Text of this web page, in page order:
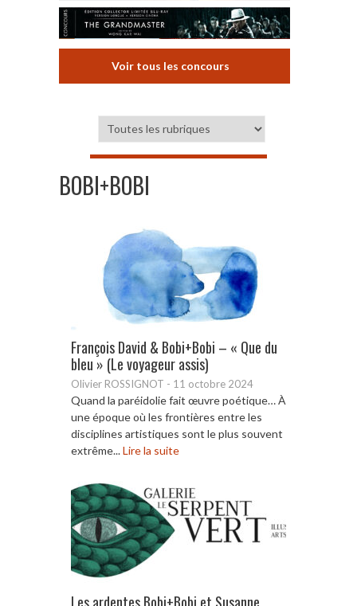
Voir tous les concours
BOBI+BOBI
François David & Bobi+Bobi – « Que du
bleu » (Le voyageur assis)
Olivier ROSSIGNOT - 11 octobre 2024
Quand la paréidolie fait œuvre poétique… À
une époque où les frontières entre les
disciplines artistiques sont le plus souvent
extrême...Lire la suite